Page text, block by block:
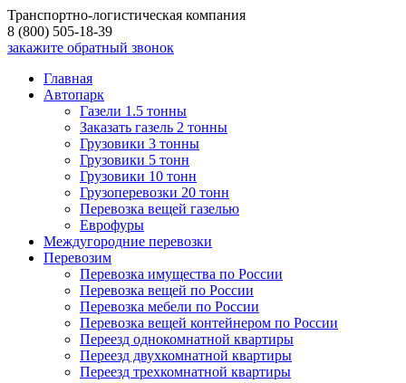
Транспортно-логистическая компания
8 (800) 505-18-39
закажите обратный звонок
Главная
Автопарк
Газели 1.5 тонны
Заказать газель 2 тонны
Грузовики 3 тонны
Грузовики 5 тонн
Грузовики 10 тонн
Грузоперевозки 20 тонн
Перевозка вещей газелью
Еврофуры
Междугородние перевозки
Перевозим
Перевозка имущества по России
Перевозка вещей по России
Перевозка мебели по России
Перевозка вещей контейнером по России
Переезд однокомнатной квартиры
Переезд двухкомнатной квартиры
Переезд трехкомнатной квартиры